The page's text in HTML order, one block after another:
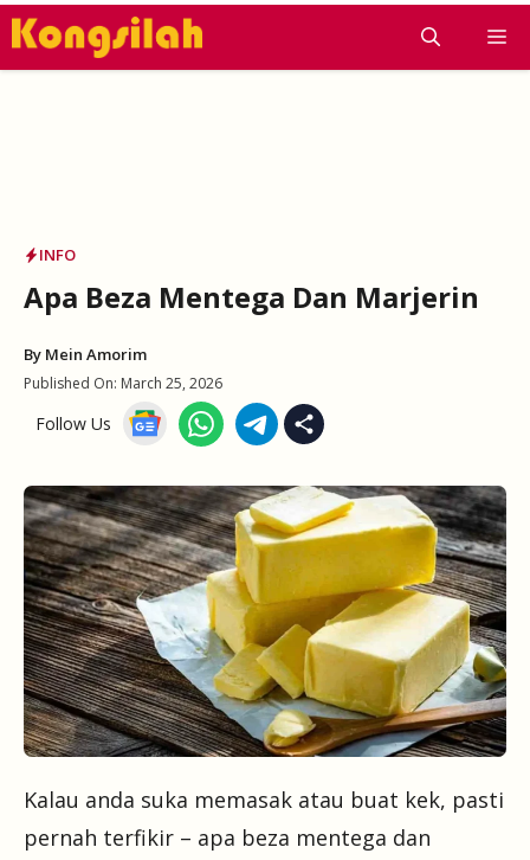
Skip
INFO
Apa Beza Mentega Dan Marjerin
By Mein Amorim
Published On: March 25, 2026
Follow Us
Kalau anda suka memasak atau buat kek, pasti
pernah terfikir – apa beza mentega dan